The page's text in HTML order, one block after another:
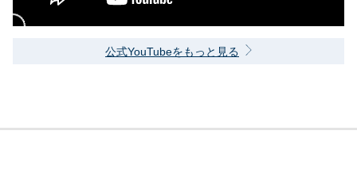
公式YouTubeをもっと見る